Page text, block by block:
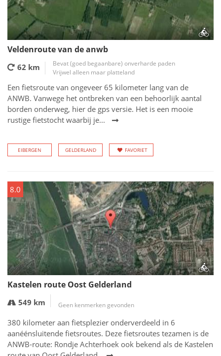
Veldenroute van de anwb
62 km
Bevat (goed begaanbare) onverharde paden
Vrijwel alleen maar platteland
Een fietsroute van ongeveer 65 kilometer lang van de
ANWB. Vanwege het ontbreken van een behoorlijk aantal
borden onderweg, hier de gps versie. Het is een mooie
rustige fietstocht waarbij je...
EIBERGEN GELDERLAND FAVORIET
8.0
Kastelen route Oost Gelderland
549 km Geen kenmerken gevonden
380 kilometer aan fietsplezier onderverdeeld in 6
aanéénsluitende fietsroutes. Deze fietsroutes tezamen is de
ANWB-route: Rondje Achterhoek ook bekend als de Kastelen